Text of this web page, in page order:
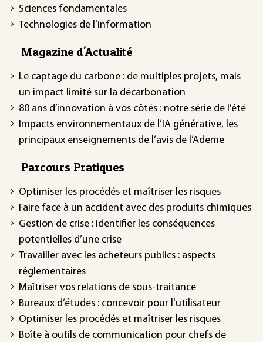
Sciences fondamentales
Technologies de l'information
Magazine d'Actualité
Le captage du carbone : de multiples projets, mais
un impact limité sur la décarbonation
80 ans d’innovation à vos côtés : notre série de l’été
Impacts environnementaux de l’IA générative, les
principaux enseignements de l’avis de l’Ademe
Parcours Pratiques
Optimiser les procédés et maîtriser les risques
Faire face à un accident avec des produits chimiques
Gestion de crise : identifier les conséquences
potentielles d’une crise
Travailler avec les acheteurs publics : aspects
réglementaires
Maîtriser vos relations de sous-traitance
Bureaux d’études : concevoir pour l'utilisateur
Optimiser les procédés et maîtriser les risques
Boîte à outils de communication pour chefs de